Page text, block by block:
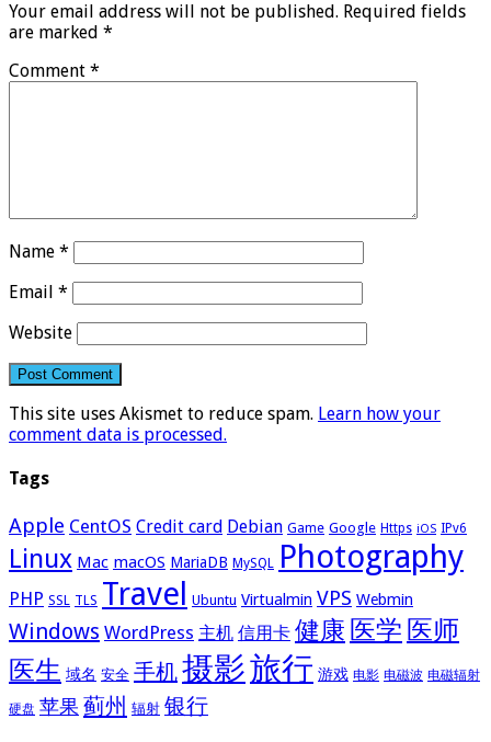
Your email address will not be published. Required fields
are marked *
Comment *
Name *
Email *
Website
This site uses Akismet to reduce spam. Learn how your
comment data is processed.
Tags
Apple CentOS Credit card Debian Game Google Https iOS IPv6
Linux Mac macOS MariaDB MySQL Photography
PHP SSL TLS Travel Ubuntu Virtualmin VPS Webmin
Windows WordPress 主机 信用卡 健康 医学 医师
医生 域名 安全 手机摄影旅行 游戏 电影 电磁波 电磁辐射
硬盘 苹果 蓟州 辐射 银行